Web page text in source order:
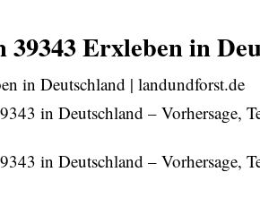
Erxleben in
in Deutschland | landundforst.de
in Deutschland – Vorhersage,
in Deutschland – Vorhersage,